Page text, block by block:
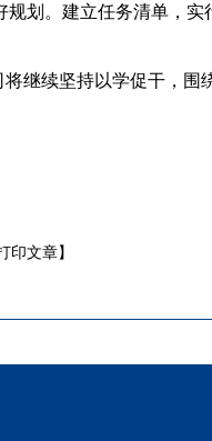
划。建立任务清单，
继续坚持以学促干，
印文章】